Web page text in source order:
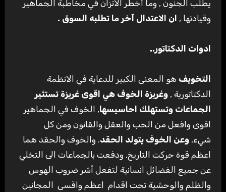
يطلب الجنون , وما أخطر الاتزان في مخاطبة الجماهير
وقيادتها , ان الاعتدال آخر ما تطلبه السوق .
ادوات الدكتاتور..
التخويف هو المعنى الكبير للدعاية في الانظمة
الدكتاتورية , وغريزة الخوف هي اقوى غريزة تستثير
الجماعات وتستهلك احاسيسها, الخوف في الجماهير
اقوى وافعل من الحب والعقل والقانون ومن كل
شيء, وعن الخوف يتولد الحقد. والخوف والحقد هما
اعظم قوة حركت التاريخ, ودفعت بالجماعات الى التخلي
عن جميع الفضائل انسانية لتفعل أشر ضروب الهوس
والظلم والوحشية تحت اقدام اعظم واقسى المجانين